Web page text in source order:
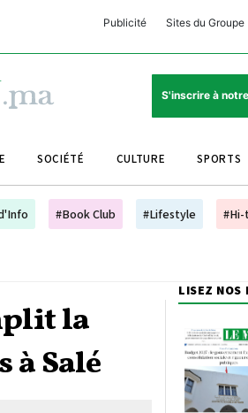
Publicité Sites du Groupe
Club Avantages
Le Matin Sports
Le Matin Store
Le Matin Annonces
Morocco Today
Bookclub
S'inscrire à
SOCIÉTÉ CULTURE SPORTS
#Book Club #Lifestyle
la
à Salé
LISEZ NOS